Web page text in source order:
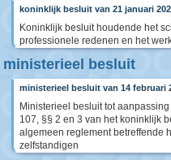
koninklijk besluit van 21 januari
Koninklijk besluit houdende het
professionele redenen en het
ministerieel besluit
ministerieel besluit van 14 februari
Ministerieel besluit tot
107, §§ 2 en 3 van het koninklijk
algemeen reglement betreffende
zelfstandigen